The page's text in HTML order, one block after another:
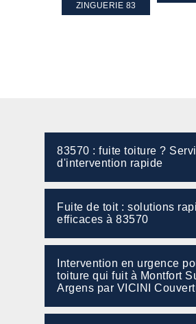
83570 : fuite toiture ?
d'intervention rapide
Fuite de toit : solutions
efficaces à 83570
Intervention en urgence
toiture qui fuit à Montfort
Argens par VICINI